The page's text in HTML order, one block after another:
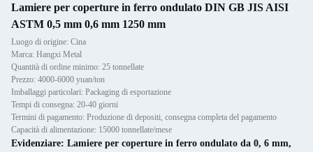
Lamiere per coperture in ferro ondulato DIN GB JIS AISI
ASTM 0,5 mm 0,6 mm 1250 mm
Luogo di origine: Cina
Marca: Hangxi Metal
Quantità di ordine minimo: 25 tonnellate
Prezzo: 4000-6000 yuan/ton
Imballaggi particolari: Packaging di esportazione
Tempi di consegna: 20-40 giorni
Termini di pagamento: Produzione di depositi, consegna completa del pagamento
Capacità di alimentazione: 15000 tonnellate/mese
Evidenziare: Lamiere per coperture in ferro ondulato da 0, 6 mm,